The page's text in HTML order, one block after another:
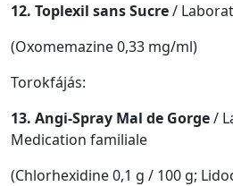
12. Toplexil sans Sucre/
(Oxomemazine 0,33 mg/ml)
Torokfájás:
13. Angi-Spray Mal de Gorge/
Medication familiale
(Chlorhexidine 0,1 g / 100 g;